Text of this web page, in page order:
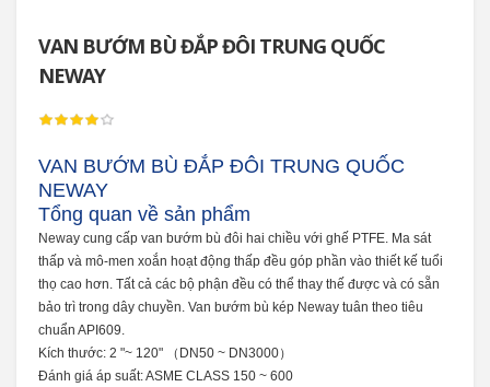
VAN BƯỚM BÙ ĐẮP ĐÔI TRUNG QUỐC
NEWAY
VAN BƯỚM BÙ ĐẮP ĐÔI TRUNG QUỐC
NEWAY
Tổng quan về sản phẩm
Neway cung cấp van bướm bù đôi hai chiều với ghế PTFE. Ma sát
thấp và mô-men xoắn hoạt động thấp đều góp phần vào thiết kế tuổi
thọ cao hơn. Tất cả các bộ phận đều có thể thay thế được và có sẵn
bảo trì trong dây chuyền. Van bướm bù kép Neway tuân theo tiêu
chuẩn API609.
Kích thước: 2 "~ 120" （DN50 ~ DN3000）
Đánh giá áp suất: ASME CLASS 150 ~ 600